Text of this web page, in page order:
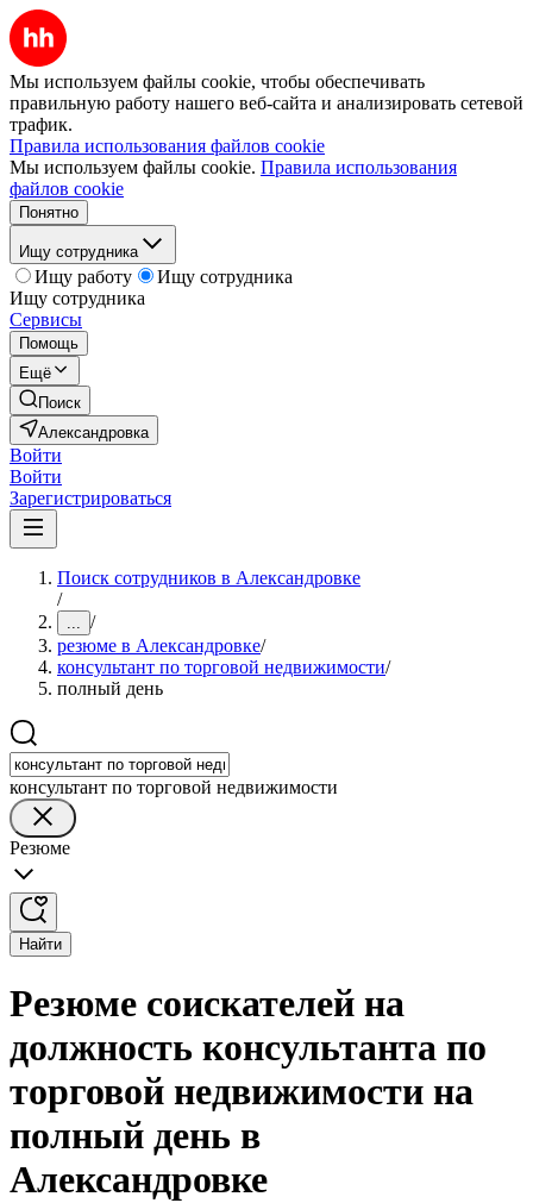
Мы используем файлы cookie, чтобы обеспечивать
правильную работу нашего веб-сайта и анализировать сетевой
трафик.
Правила использования файлов cookie
Мы используем файлы cookie. Правила использования
файлов cookie
Понятно
Ищу сотрудника
Ищу работу
Ищу сотрудника
Ищу сотрудника
Сервисы
Помощь
Ещё
Поиск
Александровка
Войти
Войти
Зарегистрироваться
Поиск сотрудников в Александровке
/
... /
резюме в Александровке/
консультант по торговой недвижимости/
полный день
консультант по торговой недвижимости
Резюме
Найти
Резюме соискателей на
должность консультанта по
торговой недвижимости на
полный день в
Александровке